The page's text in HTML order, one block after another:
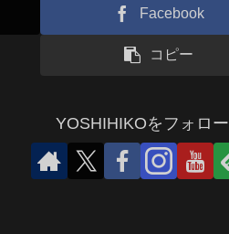
Facebook
コピー
YOSHIHIKOをフォロ